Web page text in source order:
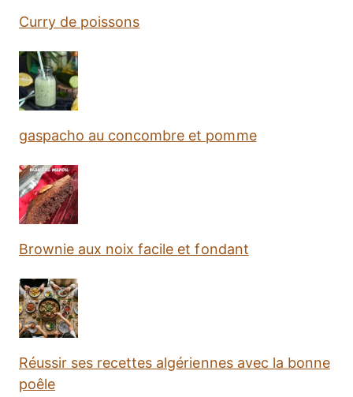
Curry de poissons
gaspacho au concombre et pomme
Brownie aux noix facile et fondant
Réussir ses recettes algériennes avec la bonne
poêle